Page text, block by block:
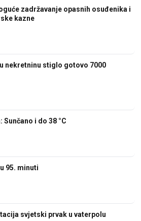
zadržavanje opasnih osuđenika i
kazne
nekretninu stiglo gotovo 7000
i do 38 °C
95. minuti
svjetski prvak u vaterpolu